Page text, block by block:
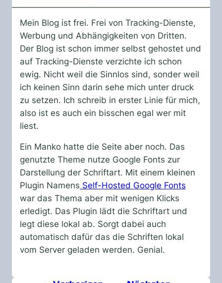
Mein Blog ist frei. Frei von Tracking-Dienste,
Werbung und Abhängigkeiten von Dritten.
Der Blog ist schon immer selbst gehostet und
auf Tracking-Dienste verzichte ich schon
ewig. Nicht weil die Sinnlos sind, sonder weil
ich keinen Sinn darin sehe mich unter druck
zu setzen. Ich schreib in erster Linie für mich,
also ist es auch ein bisschen egal wer mit
liest.
Ein Manko hatte die Seite aber noch. Das
genutzte Theme nutze Google Fonts zur
Darstellung der Schriftart. Mit einem kleinen
Plugin Namens Self-Hosted Google Fonts
war das Thema aber mit wenigen Klicks
erledigt. Das Plugin lädt die Schriftart und
legt diese lokal ab. Sorgt dabei auch
automatisch dafür das die Schriften lokal
vom Server geladen werden. Genial.